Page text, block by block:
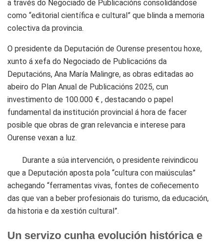
a través do Negociado de Publicacións consolidándose
como “editorial científica e cultural” que blinda a memoria
colectiva da provincia.
O presidente da Deputación de Ourense presentou hoxe,
xunto á xefa do Negociado de Publicacións da
Deputacións, Ana María Malingre, as obras editadas ao
abeiro do Plan Anual de Publicacións 2025, cun
investimento de 100.000 € , destacando o papel
fundamental da institución provincial á hora de facer
posible que obras de gran relevancia e interese para
Ourense vexan a luz.
Durante a súa intervención, o presidente reivindicou
que a Deputación aposta pola “cultura con maiúsculas”
achegando “ferramentas vivas, fontes de coñecemento
das que van a beber profesionais do turismo, da educación,
da historia e da xestión cultural”.
Un servizo cunha evolución histórica e